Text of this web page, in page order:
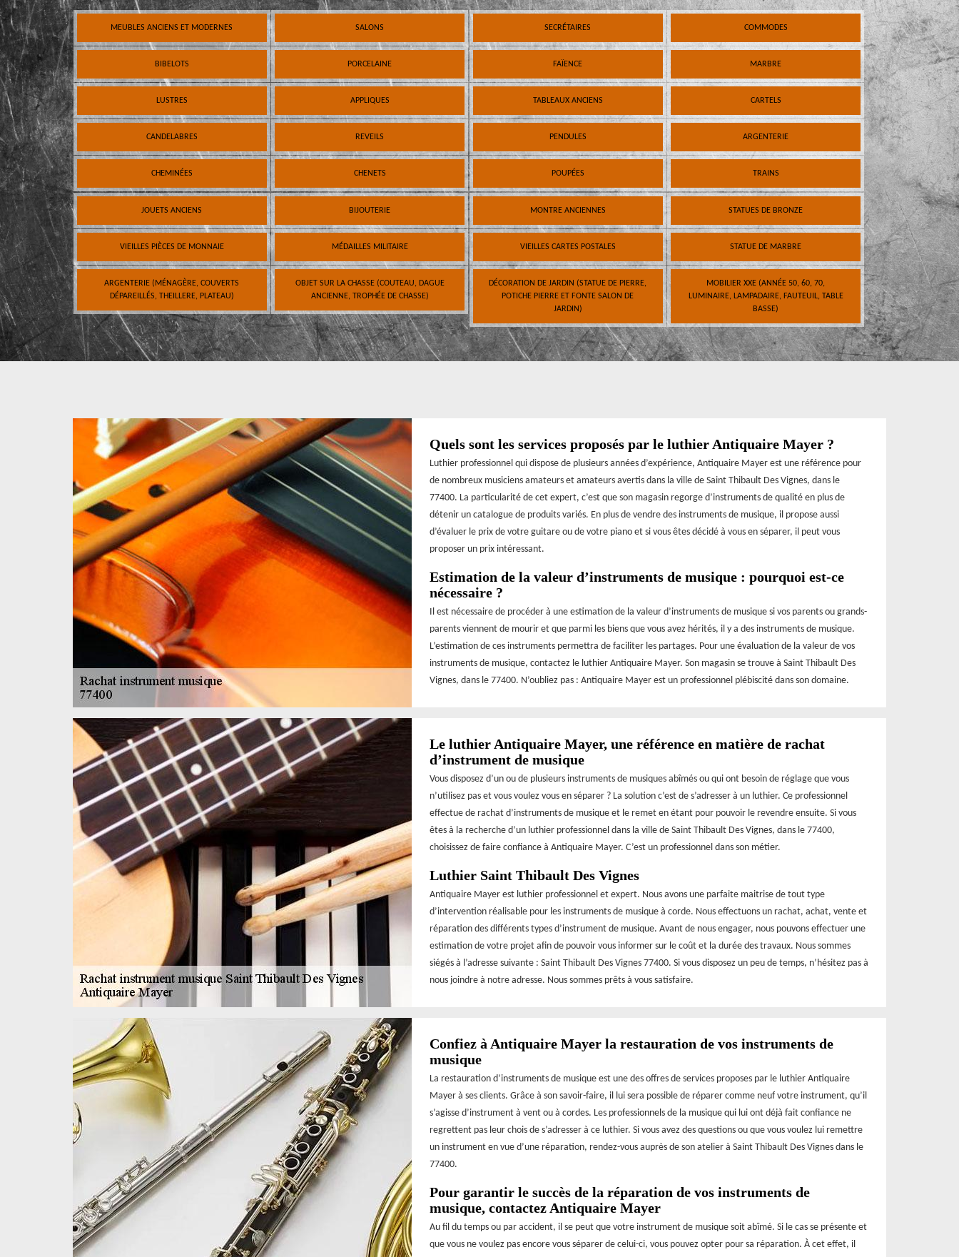
MEUBLES ANCIENS ET MODERNES SALONS SECRÉTAIRES COMMODES
BIBELOTS PORCELAINE FAÏENCE MARBRE
LUSTRES APPLIQUES TABLEAUX ANCIENS CARTELS
CANDELABRES REVEILS PENDULES ARGENTERIE
CHEMINÉES CHENETS POUPÉES TRAINS
JOUETS ANCIENS BIJOUTERIE MONTRE ANCIENNES STATUES DE BRONZE
VIEILLES PIÈCES DE MONNAIE MÉDAILLES MILITAIRE VIEILLES CARTES POSTALES STATUE DE MARBRE
ARGENTERIE (MÉNAGÈRE, COUVERTS
DÉPAREILLÉS, THEILLERE, PLATEAU)
OBJET SUR LA CHASSE (COUTEAU, DAGUE
ANCIENNE, TROPHÉE DE CHASSE)
DÉCORATION DE JARDIN (STATUE DE PIERRE,
POTICHE PIERRE ET FONTE SALON DE
JARDIN)
MOBILIER XXE (ANNÉE 50, 60, 70,
LUMINAIRE, LAMPADAIRE, FAUTEUIL, TABLE
BASSE)
Quels sont les services proposés par le luthier Antiquaire Mayer ?
Luthier professionnel qui dispose de plusieurs années d’expérience, Antiquaire Mayer est une référence pour
de nombreux musiciens amateurs et amateurs avertis dans la ville de Saint Thibault Des Vignes, dans le
77400. La particularité de cet expert, c’est que son magasin regorge d’instruments de qualité en plus de
détenir un catalogue de produits variés. En plus de vendre des instruments de musique, il propose aussi
d’évaluer le prix de votre guitare ou de votre piano et si vous êtes décidé à vous en séparer, il peut vous
proposer un prix intéressant.
Estimation de la valeur d’instruments de musique : pourquoi est-ce
nécessaire ?
Il est nécessaire de procéder à une estimation de la valeur d’instruments de musique si vos parents ou grands-
parents viennent de mourir et que parmi les biens que vous avez hérités, il y a des instruments de musique.
L’estimation de ces instruments permettra de faciliter les partages. Pour une évaluation de la valeur de vos
instruments de musique, contactez le luthier Antiquaire Mayer. Son magasin se trouve à Saint Thibault Des
Vignes, dans le 77400. N’oubliez pas : Antiquaire Mayer est un professionnel plébiscité dans son domaine.
Le luthier Antiquaire Mayer, une référence en matière de rachat
d’instrument de musique
Vous disposez d’un ou de plusieurs instruments de musiques abîmés ou qui ont besoin de réglage que vous
n’utilisez pas et vous voulez vous en séparer ? La solution c’est de s’adresser à un luthier. Ce professionnel
effectue de rachat d’instruments de musique et le remet en étant pour pouvoir le revendre ensuite. Si vous
êtes à la recherche d’un luthier professionnel dans la ville de Saint Thibault Des Vignes, dans le 77400,
choisissez de faire confiance à Antiquaire Mayer. C’est un professionnel dans son métier.
Luthier Saint Thibault Des Vignes
Antiquaire Mayer est luthier professionnel et expert. Nous avons une parfaite maitrise de tout type
d’intervention réalisable pour les instruments de musique à corde. Nous effectuons un rachat, achat, vente et
réparation des différents types d’instrument de musique. Avant de nous engager, nous pouvons effectuer une
estimation de votre projet afin de pouvoir vous informer sur le coût et la durée des travaux. Nous sommes
siégés à l’adresse suivante : Saint Thibault Des Vignes 77400. Si vous disposez un peu de temps, n’hésitez pas à
nous joindre à notre adresse. Nous sommes prêts à vous satisfaire.
Confiez à Antiquaire Mayer la restauration de vos instruments de
musique
La restauration d’instruments de musique est une des offres de services proposes par le luthier Antiquaire
Mayer à ses clients. Grâce à son savoir-faire, il lui sera possible de réparer comme neuf votre instrument, qu’il
s’agisse d’instrument à vent ou à cordes. Les professionnels de la musique qui lui ont déjà fait confiance ne
regrettent pas leur chois de s’adresser à ce luthier. Si vous avez des questions ou que vous voulez lui remettre
un instrument en vue d’une réparation, rendez-vous auprès de son atelier à Saint Thibault Des Vignes dans le
77400.
Pour garantir le succès de la réparation de vos instruments de
musique, contactez Antiquaire Mayer
Au fil du temps ou par accident, il se peut que votre instrument de musique soit abîmé. Si le cas se présente et
que vous ne voulez pas encore vous séparer de celui-ci, vous pouvez opter pour sa réparation. À cet effet, il